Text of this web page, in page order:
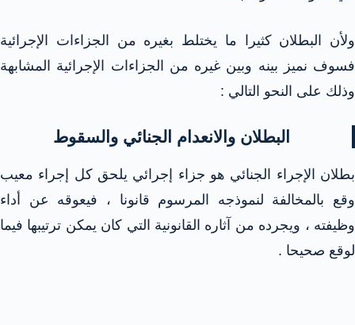
ولأن البطلان كثيرا ما يختلط بغيره من الجزاءات الإجرائية
فسوف نميز بينه وبين غيره من الجزاءات الإجرائية المشابهة
وذلك على النحو التالي :
البطلان والانعدام الجنائي والسقوط
بطلان الإجراء الجنائي هو جزاء إجرائي يلحق كل إجراء معيب
وقع بالمخالفة لنموذجه المرسوم قانونا ، فيعوقه عن أداء
وظيفته ، ويجرده من آثاره القانونية التي كان يمكن ترتيبها فيما
لوقع صحيحا .